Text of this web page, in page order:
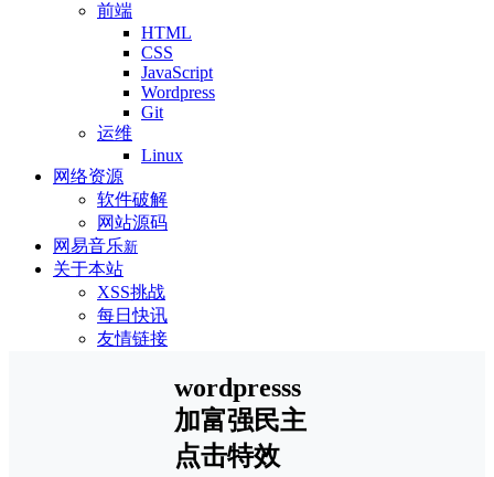
前端
HTML
CSS
JavaScript
Wordpress
Git
运维
Linux
网络资源
软件破解
网站源码
网易音乐新
关于本站
XSS挑战
每日快讯
友情链接
wordpresss
加富强民主
点击特效